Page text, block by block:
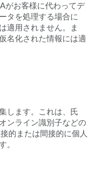
がお客様に代わってデ
タを処理する場合に
適用されません。ま
名化された情報には適
します。これは、氏
ンライン識別子などの
的または間接的に個人
。